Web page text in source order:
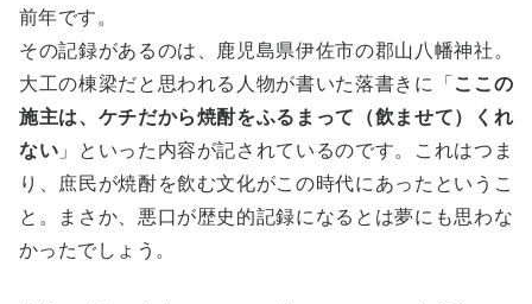
前年です。
その記録があるのは、鹿児島県伊佐市の郡山八幡神社。
大工の棟梁だと思われる人物が書いた落書きに「 ここの
施主は、ケチだから焼酎をふるまって（飲ませて）くれ
ない 」といった内容が記されているのです。これはつま
り、庶民が焼酎を飲む文化がこの時代にあったというこ
と。まさか、悪口が歴史的記録になるとは夢にも思わな
かったでしょう。